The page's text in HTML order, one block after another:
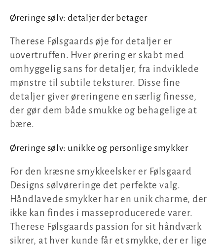
Øreringe sølv: detaljer der betager
Therese Følsgaards øje for detaljer er
uovertruffen. Hver ørering er skabt med
omhyggelig sans for detaljer, fra indviklede
mønstre til subtile teksturer. Disse fine
detaljer giver øreringene en særlig finesse,
der gør dem både smukke og behagelige at
bære.
Øreringe sølv: unikke og personlige smykker
For den kræsne smykkeelsker er Følsgaard
Designs sølvøreringe det perfekte valg.
Håndlavede smykker har en unik charme, der
ikke kan findes i masseproducerede varer.
Therese Følsgaards passion for sit håndværk
sikrer, at hver kunde får et smykke, der er lige